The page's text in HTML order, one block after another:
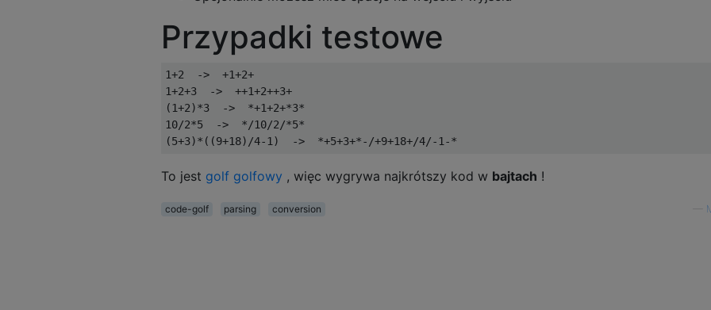
Przypadki testowe
1+2  ->  +1+2+
1+2+3  ->  ++1+2++3+
(1+2)*3  ->  *+1+2+*3*
10/2*5  ->  */10/2/*5*
To jest golf golfowy , więc wygrywa najkrótszy kod w bajtach !
code-golf parsing conversion